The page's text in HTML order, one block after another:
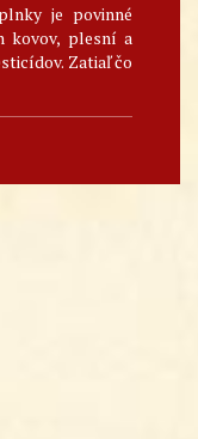
je povinné
kovov, plesní a
Zatiaľ čo